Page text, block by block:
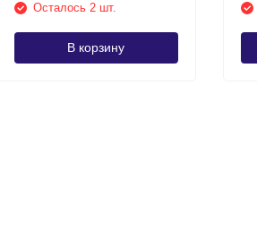
Осталось 2 шт.
В корзину